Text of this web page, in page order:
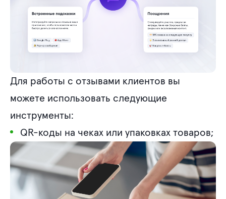
Для работы с отзывами клиентов вы
можете использовать следующие
инструменты:
QR-коды на чеках или упаковках товаров;